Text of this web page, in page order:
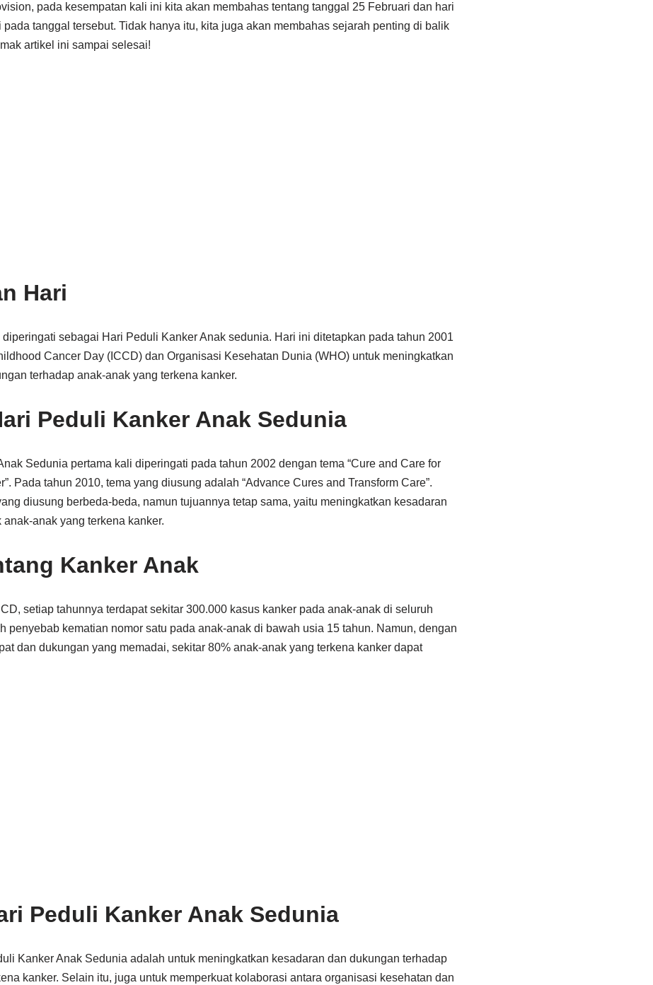
pada kesempatan kali ini kita akan membahas tentang tanggal 25 Februari dan hari
tanggal tersebut. Tidak hanya itu, kita juga akan membahas sejarah penting di balik
artikel ini sampai selesai!
Hari
sebagai Hari Peduli Kanker Anak sedunia. Hari ini ditetapkan pada tahun 2001
Cancer Day (ICCD) dan Organisasi Kesehatan Dunia (WHO) untuk meningkatkan
terhadap anak-anak yang terkena kanker.
Peduli Kanker Anak Sedunia
Sedunia pertama kali diperingati pada tahun 2002 dengan tema “Cure and Care for
Pada tahun 2010, tema yang diusung adalah “Advance Cures and Transform Care”.
diusung berbeda-beda, namun tujuannya tetap sama, yaitu meningkatkan kesadaran
anak yang terkena kanker.
Kanker Anak
setiap tahunnya terdapat sekitar 300.000 kasus kanker pada anak-anak di seluruh
penyebab kematian nomor satu pada anak-anak di bawah usia 15 tahun. Namun, dengan
dan dukungan yang memadai, sekitar 80% anak-anak yang terkena kanker dapat
Peduli Kanker Anak Sedunia
Kanker Anak Sedunia adalah untuk meningkatkan kesadaran dan dukungan terhadap
kanker. Selain itu, juga untuk memperkuat kolaborasi antara organisasi kesehatan dan